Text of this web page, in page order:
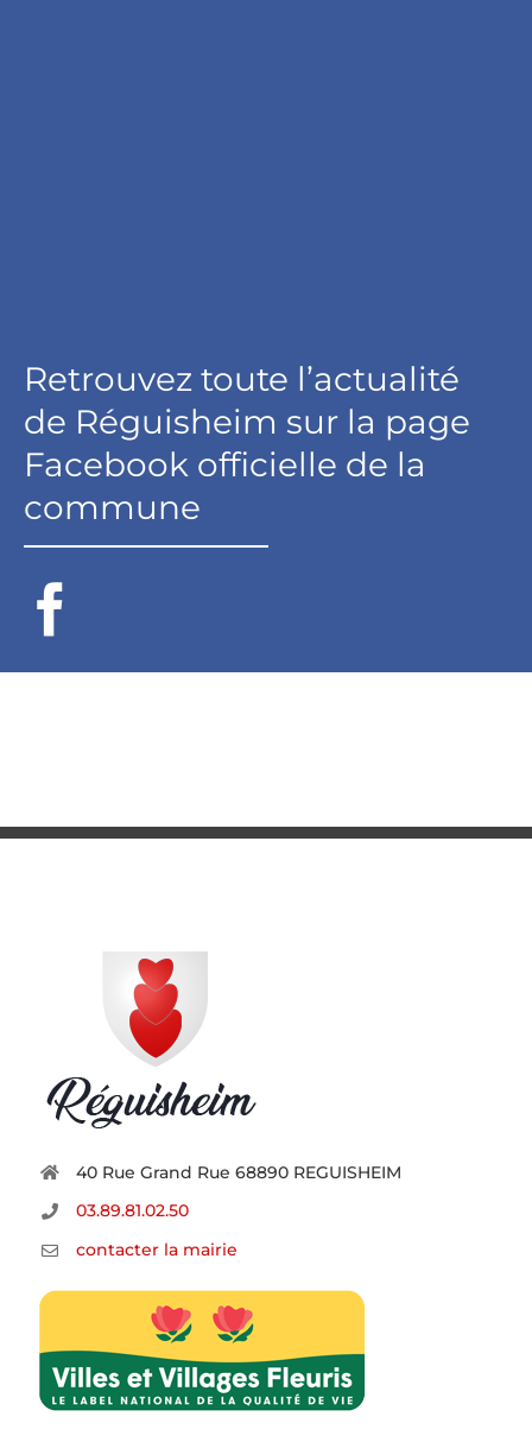
Retrouvez toute l’actualité
de Réguisheim sur la page
Facebook officielle de la
commune
40 Rue Grand Rue 68890 REGUISHEIM
03.89.81.02.50
contacter la mairie